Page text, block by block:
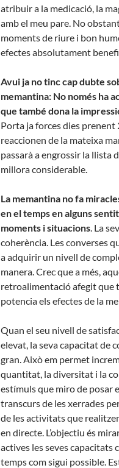
atribuir a la medicació, la
amb el meu pare. No
moments de riure i bon
efectes absolutament
Avui ja no tinc cap dubte
memantina: No només ha
que també dona la
Porta ja forces dies prenent
reaccionen de la mateixa
passarà a engrossir la llista
millora considerable.
La memantina no fa
en el temps en alguns
moments i situacions. La
coherència. Les converses
a adquirir un nivell de
manera. Crec que a més,
retroalimentació afegit que
potencia els efectes de la
Quan el seu nivell de
elevat, la seva capacitat de
gran. Això em permet
quantitat, la diversitat i la
estímuls que miro de posar
transcurs de les xerrades
de les activitats que
en directe. L’objectiu és
actives les seves capacitats
temps com sigui possible.